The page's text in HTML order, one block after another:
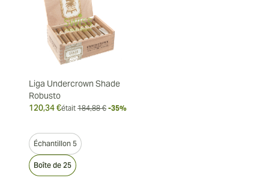
Liga Undercrown Shade
Robusto
120,34 €était 184,88 € -35%
Échantillon 5
Boîte de 25